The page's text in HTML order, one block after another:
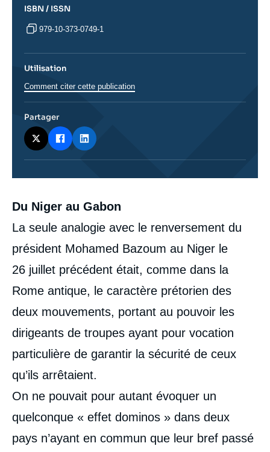
Corps
analyses
Du Niger au Gabon
La seule analogie avec le renversement du
président Mohamed Bazoum au Niger le
26 juillet précédent était, comme dans la
Rome antique, le caractère prétorien des
deux mouvements, portant au pouvoir les
dirigeants de troupes ayant pour vocation
particulière de garantir la sécurité de ceux
qu’ils arrêtaient.
On ne pouvait pour autant évoquer un
quelconque « effet dominos » dans deux
pays n’ayant en commun que leur bref passé
ISBN / ISSN
979-10-373-0749-1
Utilisation
Comment citer cette publication
Partager